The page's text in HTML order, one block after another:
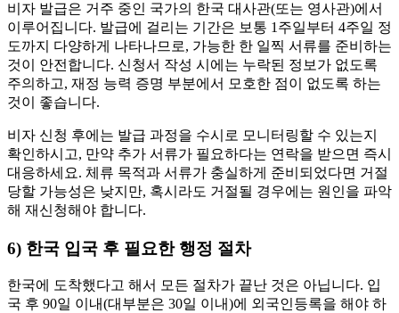
비자 발급은 거주 중인 국가의 한국 대사관(또는 영사관)에서
이루어집니다. 발급에 걸리는 기간은 보통 1주일부터 4주일 정
도까지 다양하게 나타나므로, 가능한 한 일찍 서류를 준비하는
것이 안전합니다. 신청서 작성 시에는 누락된 정보가 없도록
주의하고, 재정 능력 증명 부분에서 모호한 점이 없도록 하는
것이 좋습니다.
비자 신청 후에는 발급 과정을 수시로 모니터링할 수 있는지
확인하시고, 만약 추가 서류가 필요하다는 연락을 받으면 즉시
대응하세요. 체류 목적과 서류가 충실하게 준비되었다면 거절
당할 가능성은 낮지만, 혹시라도 거절될 경우에는 원인을 파악
해 재신청해야 합니다.
6) 한국 입국 후 필요한 행정 절차
한국에 도착했다고 해서 모든 절차가 끝난 것은 아닙니다. 입
국 후 90일 이내(대부분은 30일 이내)에 외국인등록을 해야 하